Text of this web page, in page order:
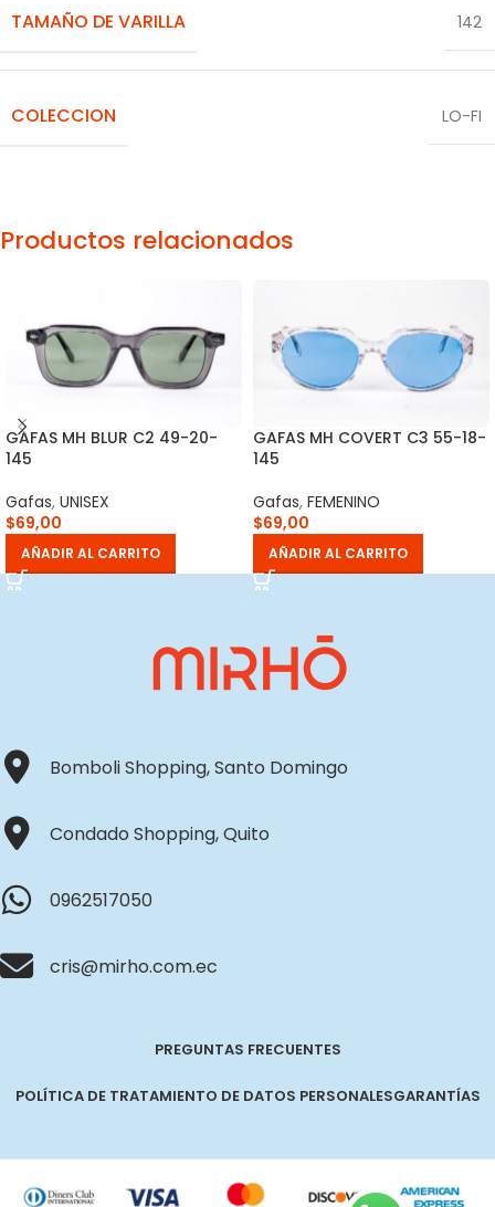
TAMAÑO DE VARILLA 142
COLECCION LO-FI
Productos relacionados
GAFAS MH BLUR C2 49-20-
145
Gafas, UNISEX
$69,00
AÑADIR AL CARRITO
GAFAS MH COVERT C3 55-18-
145
Gafas, FEMENINO
$69,00
AÑADIR AL CARRITO
Bomboli Shopping, Santo Domingo
Condado Shopping, Quito
0962517050
cris@mirho.com.ec
PREGUNTAS FRECUENTES
POLÍTICA DE TRATAMIENTO DE DATOS PERSONALESGARANTÍAS